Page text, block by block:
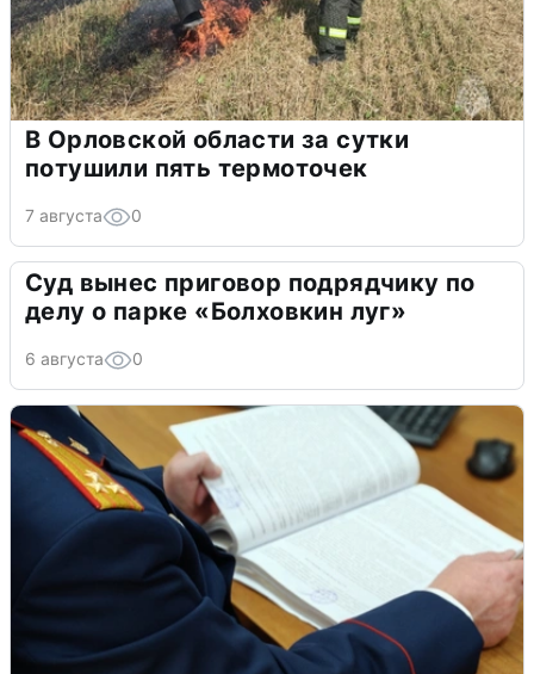
В Орловской области за сутки
потушили пять термоточек
7 августа 0
Суд вынес приговор подрядчику по
делу о парке «Болховкин луг»
6 августа 0